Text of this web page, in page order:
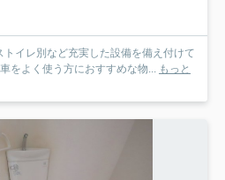
イレ別など充実した設備を備え付けて
をよく使う方におすすめな物... もっと